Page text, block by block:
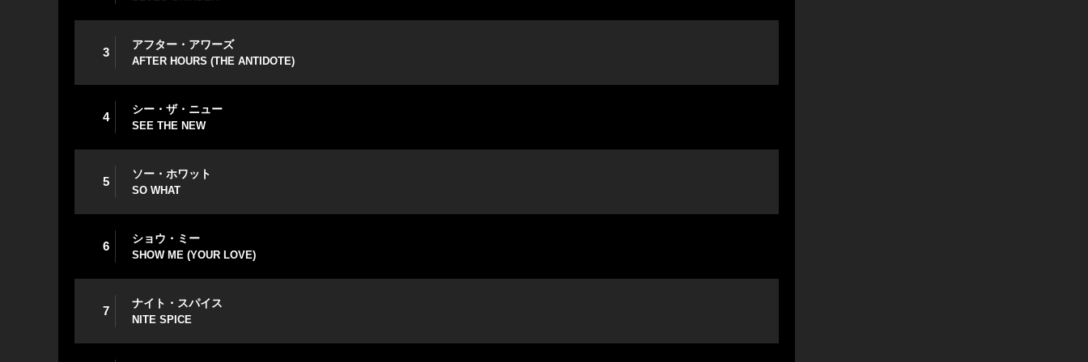
3
アフター・アワーズ
AFTER HOURS (THE ANTIDOTE)
4
シー・ザ・ニュー
SEE THE NEW
5
ソー・ホワット
SO WHAT
6
ショウ・ミー
SHOW ME (YOUR LOVE)
7
ナイト・スパイス
NITE SPICE